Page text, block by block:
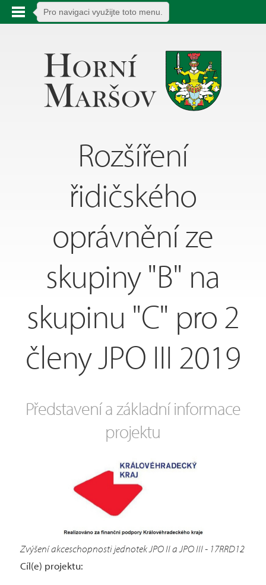
Rozšíření
řidičského
oprávnění ze
skupiny "B" na
skupinu "C" pro 2
členy JPO III 2019
Představení a základní informace
projektu
Zvýšení akceschopnosti jednotek JPO II a JPO III - 17RRD12
Cíl(e) projektu:
Pro navigaci využijte toto menu.